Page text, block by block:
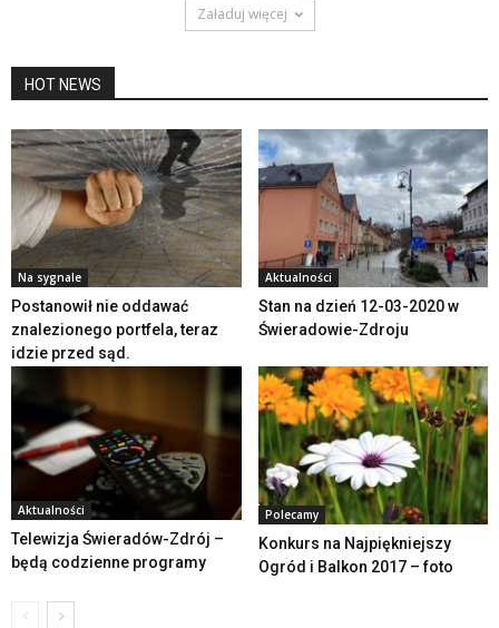
Załaduj więcej
HOT NEWS
Na sygnale
Postanowił nie oddawać
znalezionego portfela, teraz
idzie przed sąd.
Aktualności
Stan na dzień 12-03-2020 w
Świeradowie-Zdroju
Aktualności
Telewizja Świeradów-Zdrój –
będą codzienne programy
Polecamy
Konkurs na Najpiękniejszy
Ogród i Balkon 2017 – foto